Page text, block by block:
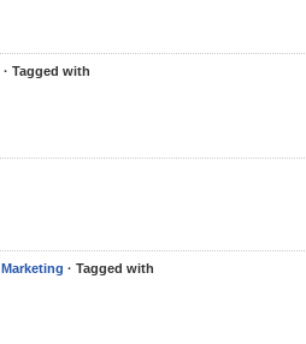
· Tagged with
Marketing · Tagged with